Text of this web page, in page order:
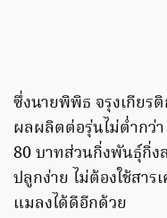
ซึ่งนายพิพิธ จรุงเกียร
ผลผลิตต่อรุ่นไม่ต่ำกว่
80 บาทส่วนกิ่งพันธุ์กิ่ง
ปลูกง่าย ไม่ต้องใช้สา
แมลงได้ดีอีกด้วย